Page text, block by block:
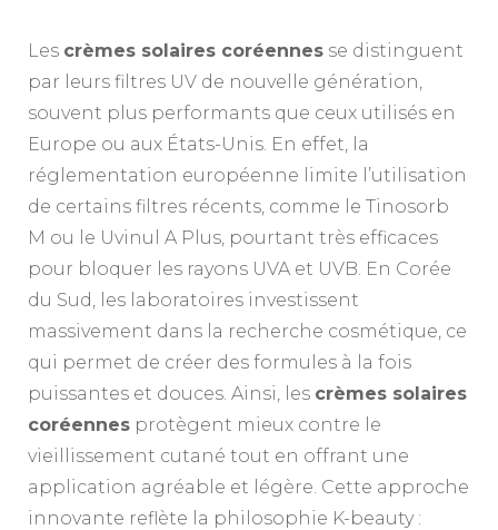
Les crèmes solaires coréennes se distinguent
par leurs filtres UV de nouvelle génération,
souvent plus performants que ceux utilisés en
Europe ou aux États-Unis. En effet, la
réglementation européenne limite l’utilisation
de certains filtres récents, comme le Tinosorb
M ou le Uvinul A Plus, pourtant très efficaces
pour bloquer les rayons UVA et UVB. En Corée
du Sud, les laboratoires investissent
massivement dans la recherche cosmétique, ce
qui permet de créer des formules à la fois
puissantes et douces. Ainsi, les crèmes solaires
coréennes protègent mieux contre le
vieillissement cutané tout en offrant une
application agréable et légère. Cette approche
innovante reflète la philosophie K-beauty :